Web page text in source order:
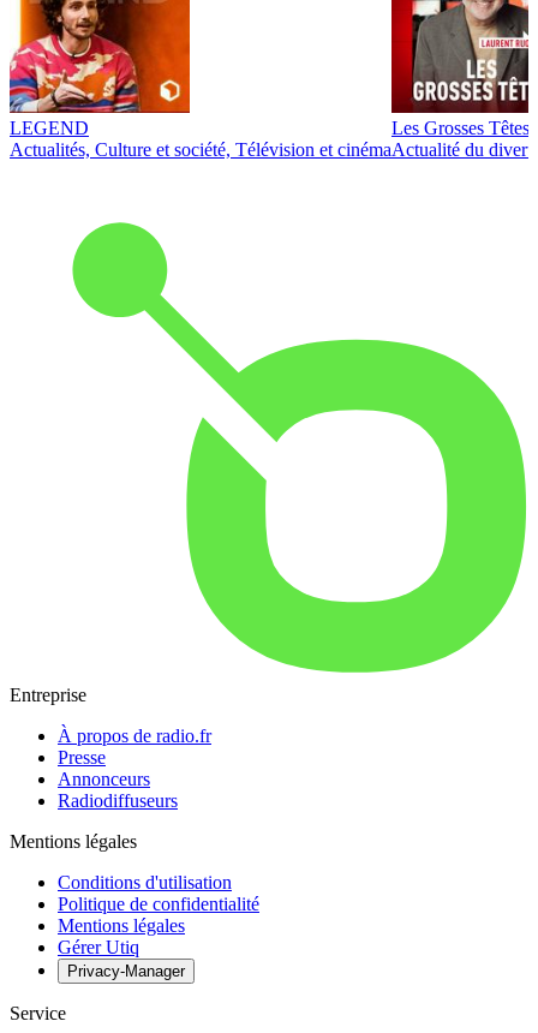
LEGEND
Actualités, Culture et société, Télévision et cinéma
Les Grosses Têtes
Actualité du
Entreprise
À propos de radio.fr
Presse
Annonceurs
Radiodiffuseurs
Mentions légales
Conditions d'utilisation
Politique de confidentialité
Mentions légales
Gérer Utiq
Privacy-Manager
Service